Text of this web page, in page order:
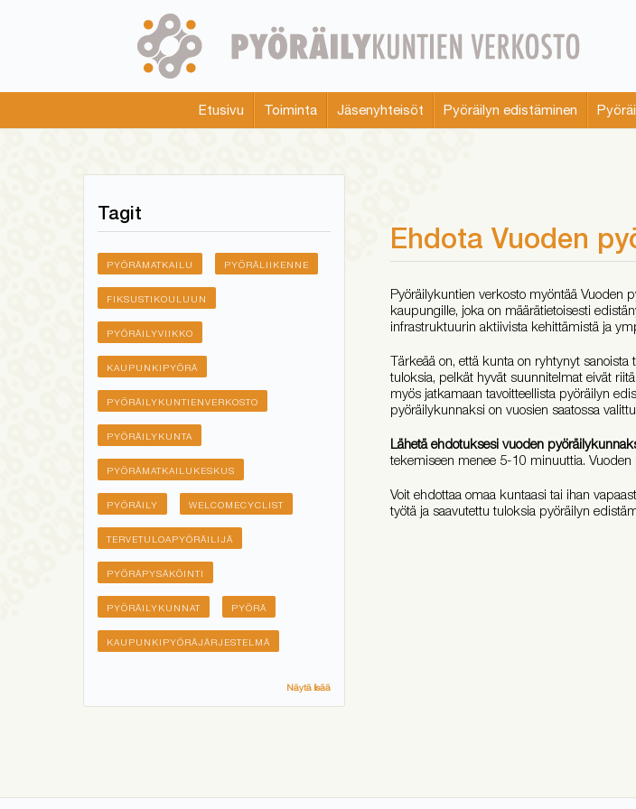
menu
Etusivu Toiminta Jäsenyhteisöt Pyöräilyn edistäminen
Tagit
PYÖRÄMATKAILU PYÖRÄLIIKENNE
FIKSUSTIKOULUUN
PYÖRÄILYVIIKKO
KAUPUNKIPYÖRÄ
PYÖRÄILYKUNTIENVERKOSTO
PYÖRÄILYKUNTA
PYÖRÄMATKAILUKESKUS
PYÖRÄILY WELCOMECYCLIST
TERVETULOAPYÖRÄILIJÄ
PYÖRÄPYSÄKÖINTI
PYÖRÄILYKUNNAT PYÖRÄ
KAUPUNKIPYÖRÄJÄRJESTELMÄ
Näytä lisää
Ehdota Vuoden
Pyöräilykuntien verkosto myöntää Vuoden
kaupungille, joka on määrätietoisesti
infrastruktuurin aktiivista kehittämistä ja
Tärkeää on, että kunta on ryhtynyt
tuloksia, pelkät hyvät suunnitelmat eivät
myös jatkamaan tavoitteellista pyöräilyn
pyöräilykunnaksi on vuosien saatossa
Lähetä ehdotuksesi vuoden
tekemiseen menee 5-10 minuuttia.
Voit ehdottaa omaa kuntaasi tai ihan
työtä ja saavutettu tuloksia pyöräilyn